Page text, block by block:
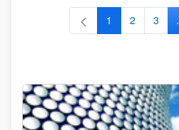
Página
1 Página
2 3